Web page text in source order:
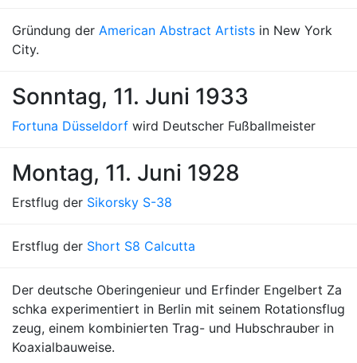
Gründung der American Abstract Artists in New York
City.
Sonntag, 11. Juni 1933
Fortuna Düsseldorf wird Deutscher Fußballmeister
Montag, 11. Juni 1928
Erstflug der Sikorsky S-38
Erstflug der Short S8 Calcutta
Der deutsche Oberingenieur und Erfinder Engelbert Za
schka experimentiert in Berlin mit seinem Rotationsflug
zeug, einem kombinierten Trag- und Hubschrauber in
Koaxialbauweise.